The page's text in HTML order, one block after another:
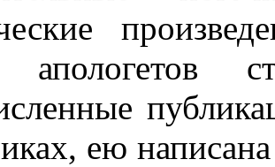
апологетов
ею